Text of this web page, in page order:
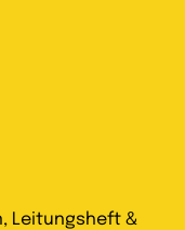
Leitungsheft &